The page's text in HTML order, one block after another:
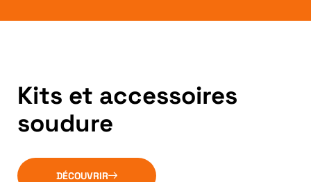
Kits et accessoires
soudure
DÉCOUVRIR